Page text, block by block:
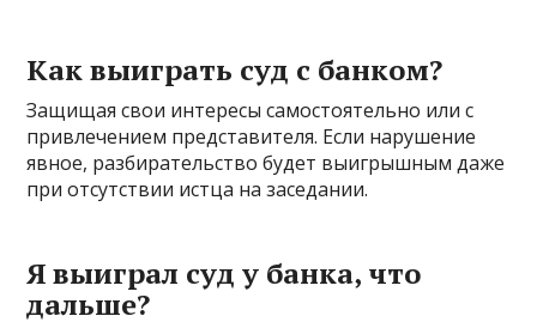
Как выиграть суд с банком?
Защищая свои интересы самостоятельно или с
привлечением представителя. Если нарушение
явное, разбирательство будет выигрышным даже
при отсутствии истца на заседании.
Я выиграл суд у банка, что
дальше?